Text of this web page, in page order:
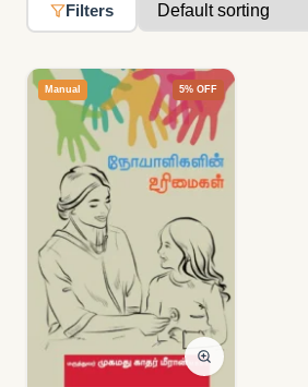
Filters
Manual 5% OFF